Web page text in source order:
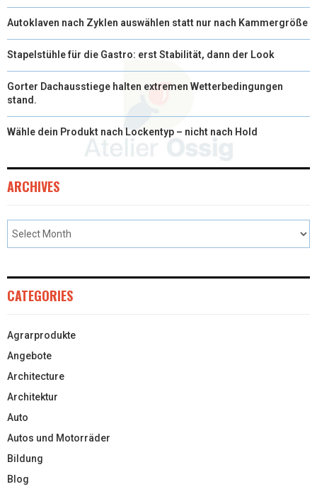
Autoklaven nach Zyklen auswählen statt nur nach Kammergröße
Stapelstühle für die Gastro: erst Stabilität, dann der Look
Gorter Dachausstiege halten extremen Wetterbedingungen
stand.
Wähle dein Produkt nach Lockentyp – nicht nach Hold
ARCHIVES
CATEGORIES
Agrarprodukte
Angebote
Architecture
Architektur
Auto
Autos und Motorräder
Bildung
Blog